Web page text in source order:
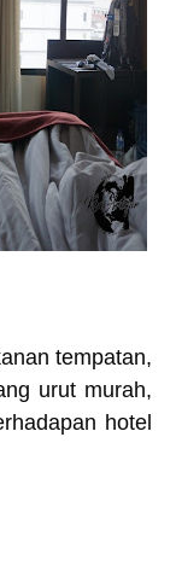
tempatan,
urut murah,
hotel